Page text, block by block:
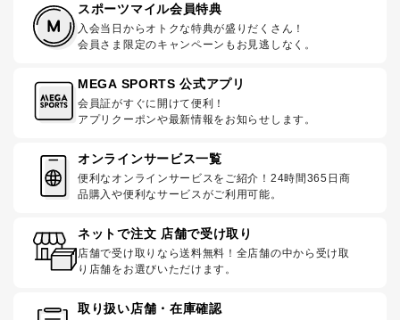
スポーツマイル会員特典
入会当日からオトクな特典が盛りだくさん！
会員さま限定のキャンペーンもお見逃しなく。
MEGA SPORTS 公式アプリ
会員証がすぐに開けて便利！
アプリクーポンや最新情報をお知らせします。
オンラインサービス一覧
便利なオンラインサービスをご紹介！24時間365日商
品購入や便利なサービスがご利用可能。
ネットで注文 店舗で受け取り
店舗で受け取りなら送料無料！全店舗の中から受け取
り店舗をお選びいただけます。
取り扱い店舗・在庫確認